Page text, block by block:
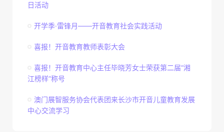
日活动
开学季·雷锋月——开音教育社会实践活动
喜报！开音教育教师表彰大会
喜报！开音教育中心主任毕晓芳女士荣获第二届“湘
江榜样”称号
澳门展智服务协会代表团来长沙市开音儿童教育发展
中心交流学习